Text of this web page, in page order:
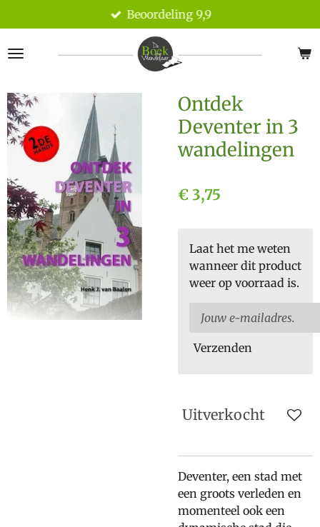
direct
naar
Beoordeling 9,9
Ontdek
Deventer in 3
wandelingen
€ 3,75
Laat het me weten
wanneer dit product
weer op voorraad is.
Verzenden
Uitverkocht
Deventer, een stad met
een groots verleden en
momenteel ook een